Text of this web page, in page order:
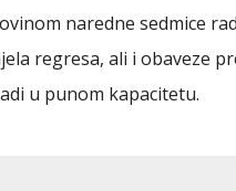
naredne sedmice
regresa, ali i obaveze
u punom kapacitetu.